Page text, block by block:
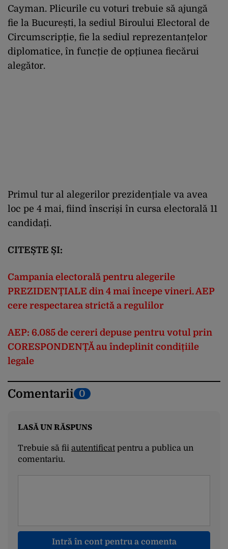
Cayman. Plicurile cu voturi trebuie să ajungă
fie la București, la sediul Biroului Electoral de
Circumscripție, fie la sediul reprezentanțelor
diplomatice, în funcție de opțiunea fiecărui
alegător.
Primul tur al alegerilor prezidențiale va avea
loc pe 4 mai, fiind înscriși în cursa electorală 11
candidați.
CITEȘTE ȘI:
Campania electorală pentru alegerile
PREZIDENȚIALE din 4 mai începe vineri. AEP
cere respectarea strictă a regulilor
AEP: 6.085 de cereri depuse pentru votul prin
CORESPONDENȚĂ au îndeplinit condițiile
legale
Comentarii 0
LASĂ UN RĂSPUNS
Trebuie să fii autentificatpentru a publica un
comentariu.
Intră în cont pentru a comenta